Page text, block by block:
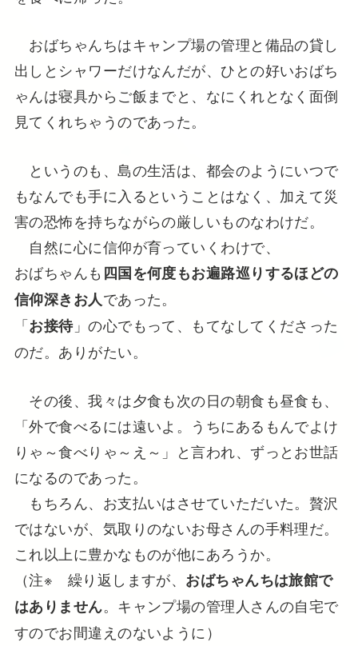
おばちゃんちはキャンプ場の管理と備品の貸し
出しとシャワーだけなんだが、ひとの好いおばち
ゃんは寝具からご飯までと、なにくれとなく面倒
見てくれちゃうのであった。
というのも、島の生活は、都会のようにいつで
もなんでも手に入るということはなく、加えて災
害の恐怖を持ちながらの厳しいものなわけだ。
自然に心に信仰が育っていくわけで、
おばちゃんも 四国を何度もお遍路巡りするほどの
信仰深きお人であった。
「お接待」の心でもって、もてなしてくださった
のだ。ありがたい。
その後、我々は夕食も次の日の朝食も昼食も、
「外で食べるには遠いよ。うちにあるもんでよけ
りゃ～食べりゃ～え～」と言われ、ずっとお世話
になるのであった。
もちろん、お支払いはさせていただいた。贅沢
ではないが、気取りのないお母さんの手料理だ。
これ以上に豊かなものが他にあろうか。
（注※ 繰り返しますが、 おばちゃんちは旅館で
はありません。キャンプ場の管理人さんの自宅で
すのでお間違えのないように）